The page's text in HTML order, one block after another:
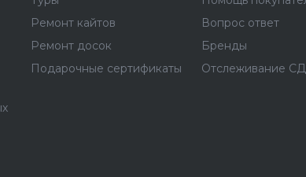
Ремонт кайтов
Ремонт досок
Подарочные сертификаты
Вопрос ответ
Бренды
Отслеживание